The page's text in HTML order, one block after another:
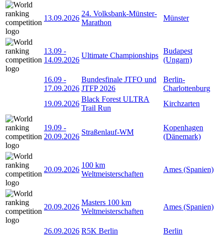
13.09.2026
24. Volksbank-Münster-
Marathon
Münster
13.09 -
14.09.2026
Ultimate Championships
Budapest
(Ungarn)
16.09 -
17.09.2026
Bundesfinale JTFO und
JTFP 2026
Berlin-
Charlottenburg
19.09.2026
Black Forest ULTRA
Trail Run
Kirchzarten
19.09 -
20.09.2026
Straßenlauf-WM
Kopenhagen
(Dänemark)
20.09.2026
100 km
Weltmeisterschaften
Ames (Spanien)
20.09.2026
Masters 100 km
Weltmeisterschaften
Ames (Spanien)
26.09.2026 R5K Berlin
Berlin